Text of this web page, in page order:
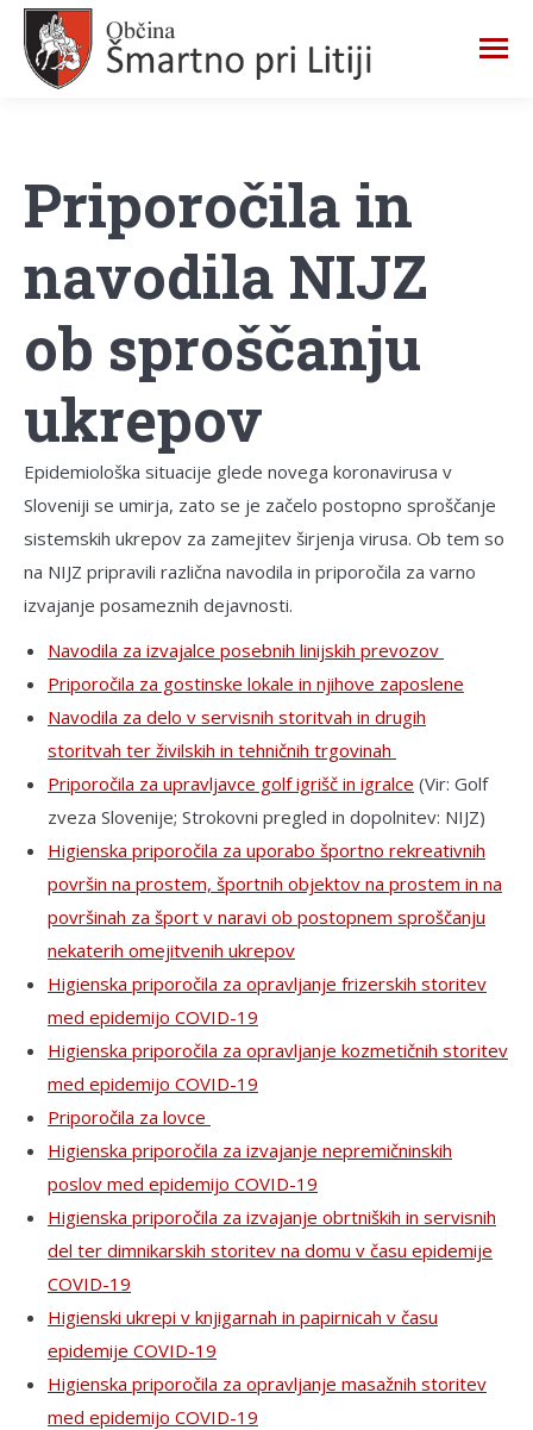
Priporočila in
navodila NIJZ
ob sproščanju
ukrepov
Epidemiološka situacije glede novega koronavirusa v
Sloveniji se umirja, zato se je začelo postopno sproščanje
sistemskih ukrepov za zamejitev širjenja virusa. Ob tem so
na NIJZ pripravili različna navodila in priporočila za varno
izvajanje posameznih dejavnosti.
Navodila za izvajalce posebnih linijskih prevozov
Priporočila za gostinske lokale in njihove zaposlene
Navodila za delo v servisnih storitvah in drugih
storitvah ter živilskih in tehničnih trgovinah
Priporočila za upravljavce golf igrišč in igralce (Vir: Golf
zveza Slovenije; Strokovni pregled in dopolnitev: NIJZ)
Higienska priporočila za uporabo športno rekreativnih
površin na prostem, športnih objektov na prostem in na
površinah za šport v naravi ob postopnem sproščanju
nekaterih omejitvenih ukrepov
Higienska priporočila za opravljanje frizerskih storitev
med epidemijo COVID-19
Higienska priporočila za opravljanje kozmetičnih storitev
med epidemijo COVID-19
Priporočila za lovce
Higienska priporočila za izvajanje nepremičninskih
poslov med epidemijo COVID-19
Higienska priporočila za izvajanje obrtniških in servisnih
del ter dimnikarskih storitev na domu v času epidemije
COVID-19
Higienski ukrepi v knjigarnah in papirnicah v času
epidemije COVID-19
Higienska priporočila za opravljanje masažnih storitev
med epidemijo COVID-19